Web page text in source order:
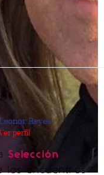
Reyes
perfil
Selección
encuentros